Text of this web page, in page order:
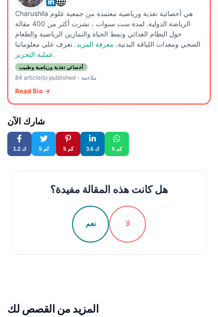
Charushila هي أخصائية تغذية ورياضية معتمدة من جمعية علوم
الرياضة الدولية. لمدة ست سنوات ، نشرت أكثر من 400 مقالة
حول النظام الغذائي ونمط الحياة والتمارين الرياضية والطعام
الصحي ومعدات اللياقة البدنية. معرفة المزيد. تعرف على معلوماتنا
عملية التحرير.
أخصائي تغذية ورياضية وطبيب
84 article(s) published- ملاءمة
Read Bio →
شارك الآن
1.2 ك 5 كم 5 كم 3.6 ك 5 كم
هل كانت هذه المقالة مفيدة؟
نعم لا
المزيد من القصص لك